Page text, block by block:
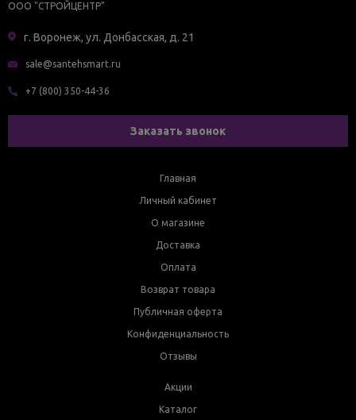
ООО "СТРОЙЦЕНТР"
г. Воронеж, ул. Донбасская, д. 21
sale@santehsmart.ru
+7 (800) 350-44-36
Заказать звонок
Главная
Личный кабинет
О магазине
Доставка
Оплата
Возврат товара
Публичная оферта
Конфиденциальность
Отзывы
Акции
Каталог